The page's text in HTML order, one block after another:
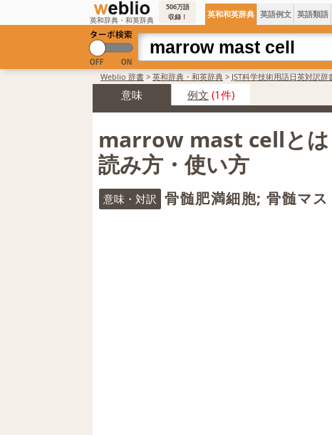
英和辞典・和英辞典
506万語
収録！
英和和英辞典 英語例文 英語類語
Weblio 辞書 > 英和辞典・和英辞典 > JST科学技術用語日英対訳辞
意味 例文 (1件)
marrow mast cellとは
読み方・使い方
意味・対訳 骨髄肥満細胞; 骨髄マ